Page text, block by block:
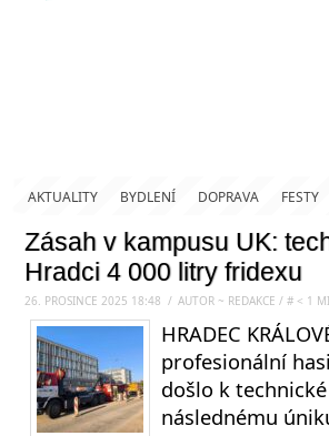
AKTUALITY BYDLENÍ DOPRAVA FESTY
Zásah v kampusu UK:
Hradci 4 000 litry fridexu
26. PROSINCE 2025 18:48 / AUTOR ~ REDAKCE / # < 1
HRADEC
profesionální
došlo k
následnému